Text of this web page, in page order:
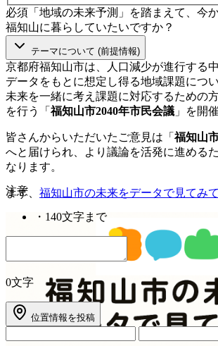
必須 「地域の未来予測」を踏まえて、今
福知山に暮らしていたいですか？
テーマについて (前提情報)
京都府福知山市は、人口減少が進行する
データをもとに想定し得る地域課題につ
未来を一緒に考え課題に対応するための
を行う「福知山市2040年市民会議 」を開
皆さんからいただいたご意見は「福知山
へと届けられ、より議論を活発に進める
なります。
まず、 福知山市の未来をデータで見てみ
注意
・ 140文字まで
0文字
位置情報を投稿